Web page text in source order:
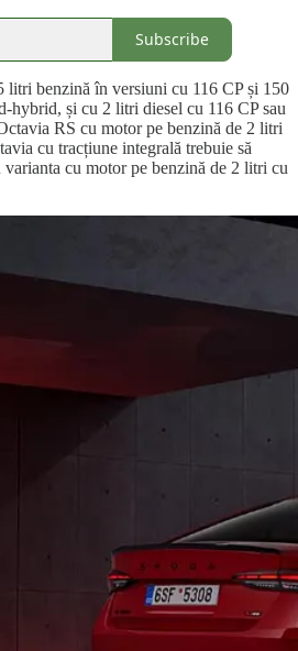
Subscribe
litri benzină în versiuni cu 116 CP și 150
hybrid, și cu 2 litri diesel cu 116 CP sau
RS cu motor pe benzină de 2 litri
cu tracțiune integrală trebuie să
cu motor pe benzină de 2 litri cu